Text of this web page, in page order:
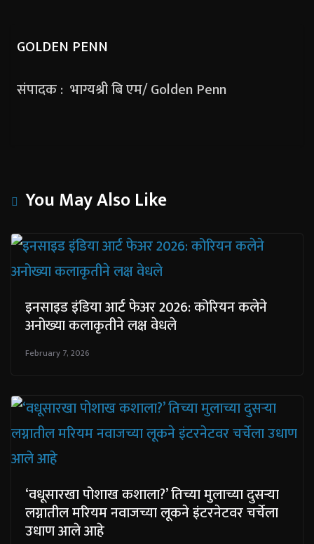
GOLDEN PENN
संपादक : भाग्यश्री बि एम/ Golden Penn
You May Also Like
इनसाइड इंडिया आर्ट फेअर 2026: कोरियन कलेने
अनोख्या कलाकृतीने लक्ष वेधले
February 7, 2026
‘वधूसारखा पोशाख कशाला?’ तिच्या मुलाच्या दुसऱ्या
लग्नातील मरियम नवाजच्या लूकने इंटरनेटवर चर्चेला
उधाण आले आहे